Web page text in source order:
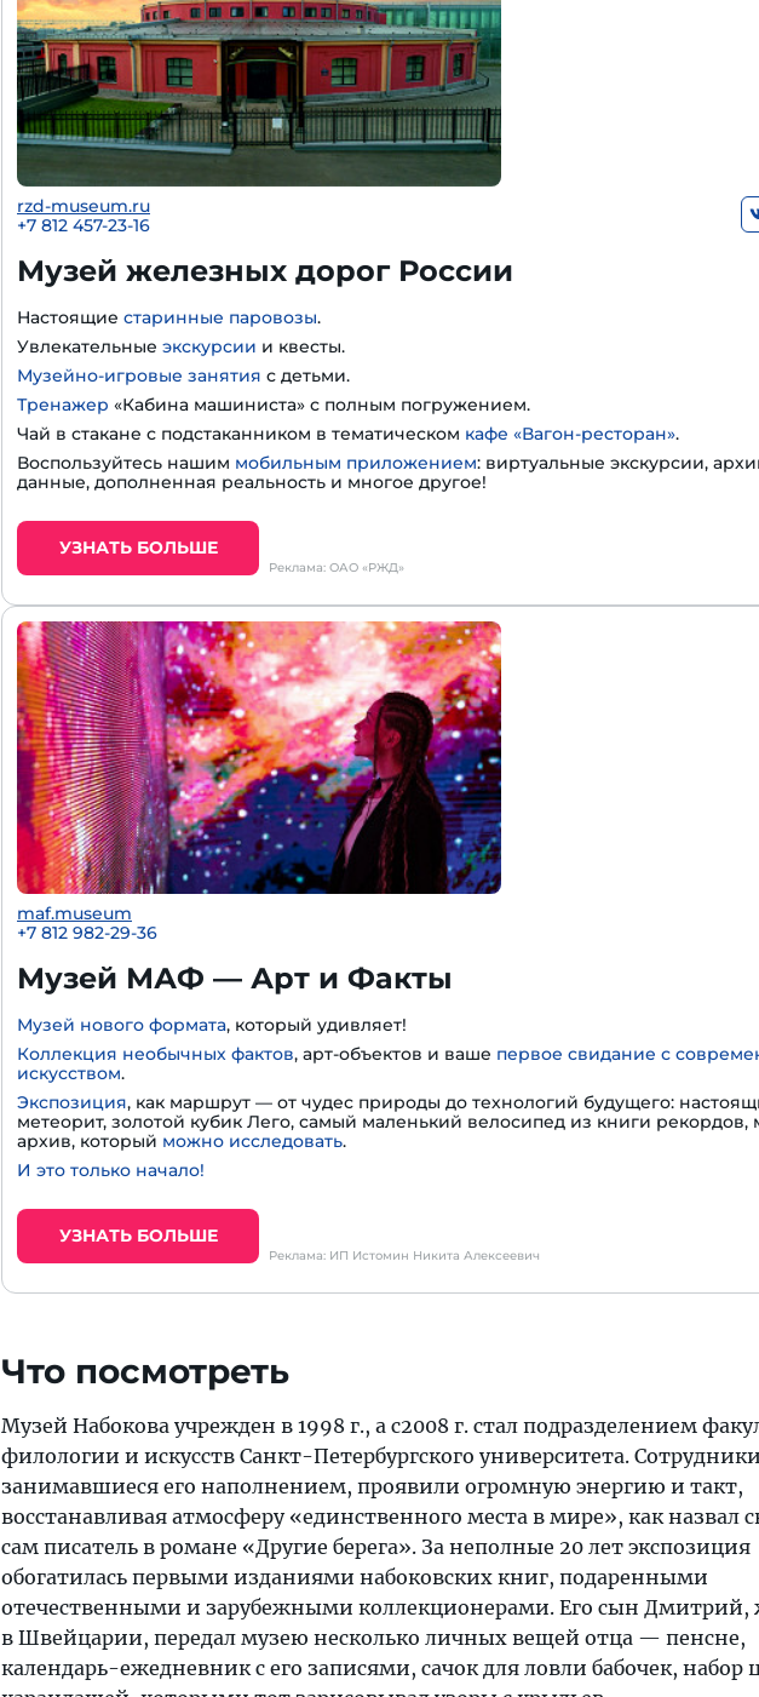
rzd-museum.ru
+7 812 457-23-16
Музей железных дорог России
Настоящие старинные паровозы.
Увлекательные экскурсии и квесты.
Музейно-игровые занятия с детьми.
Тренажер «Кабина машиниста» с полным погружением.
Чай в стакане с подстаканником в тематическом кафе «Вагон-ресторан».
Воспользуйтесь нашим мобильным приложением: виртуальные экскурсии,
данные, дополненная реальность и многое другое!
УЗНАТЬ БОЛЬШЕ
Реклама: ОАО «РЖД»
maf.museum
+7 812 982-29-36
Музей МАФ — Арт и Факты
Музей нового формата, который удивляет!
Коллекция необычных фактов, арт-объектов и ваше первое свидание с
искусством.
Экспозиция, как маршрут — от чудес природы до технологий будущего:
метеорит, золотой кубик Лего, самый маленький велосипед из книги рекордов,
архив, который можно исследовать.
И это только начало!
УЗНАТЬ БОЛЬШЕ
Реклама: ИП Истомин Никита Алексеевич
Что посмотреть
Музей Набокова учрежден в 1998 г., а с2008 г. стал подразделением
филологии и искусств Санкт-Петербургского университета.
занимавшиеся его наполнением, проявили огромную энергию и такт,
восстанавливая атмосферу «единственного места в мире», как назвал
сам писатель в романе «Другие берега». За неполные 20 лет экспозиция
обогатилась первыми изданиями набоковских книг, подаренными
отечественными и зарубежными коллекционерами. Его сын
в Швейцарии, передал музею несколько личных вещей отца — пенсне,
календарь-ежедневник с его записями, сачок для ловли бабочек, набор